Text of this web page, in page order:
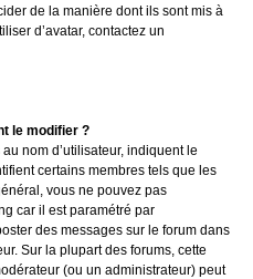
de la manière dont ils sont mis à
d’avatar, contactez un
le modifier ?
nom d’utilisateur, indiquent le
certains membres tels que les
vous ne pouvez pas
car il est paramétré par
des messages sur le forum dans
Sur la plupart des forums, cette
(ou un administrateur) peut